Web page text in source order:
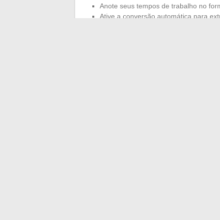
Anote seus tempos de trabalho no
Ative a conversão automática para